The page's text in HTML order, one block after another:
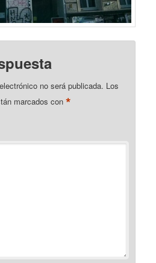
no será publicada. Los
marcados con*